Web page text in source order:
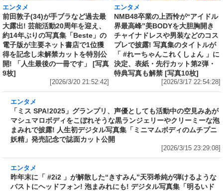
エンタメ
前田敦子(34)が手ブラなど過去最
大露出! 芸能活動20周年を迎え、
約14年ぶりの写真集「Beste」の
電子版が主要ネット書店で1位獲
得を記念し未解禁カットを特別公
開! 「人生最後の一冊です」 [写真
9枚]
[2026/3/20 21:52:42]
エンタメ
NMB48卒業の上西怜が“アイドル
界最高峰”美BODYを大胆胸開き
チャイナドレスや男装などのコス
プレで披露! 写真集のタイトルが
「 #れーちゃんこれくしょん 」に
決定、表紙・先行カット第2弾・
特典写真も解禁 [写真10枚]
[2026/3/17 22:54:28]
「ミス SPA!2025」グランプリ、声優としても
活動中の空見みあがマシュマロボディをこぼれ
そうな黒ランジェリーやクリーミーな泡まみれ
で披露! 人生初デジタル写真集「ミニマムボディ
のムチプニ妖精」発売記念で誌面カット公開
[2026/3/15 23:29:08]
エンタメ
昨年末に「 #2i2 」が解散した“きすみん”天羽希